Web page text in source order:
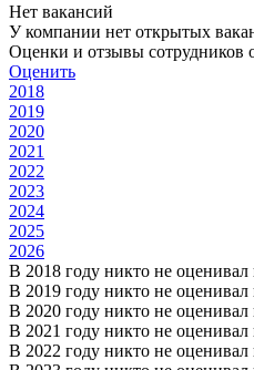
Нет вакансий
У компании нет открытых
Оценки и отзывы сотрудников
Оценить
2018
2019
2020
2021
2022
2023
2024
2025
2026
В 2018 году никто не
В 2019 году никто не
В 2020 году никто не
В 2021 году никто не
В 2022 году никто не